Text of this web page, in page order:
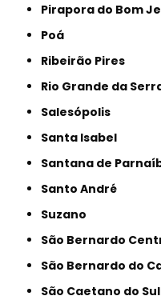
Pirapora do Bom
Poá
Ribeirão Pires
Rio Grande da
Salesópolis
Santa Isabel
Santana de
Santo André
Suzano
São Bernardo
São Bernardo do
São Caetano do Sul